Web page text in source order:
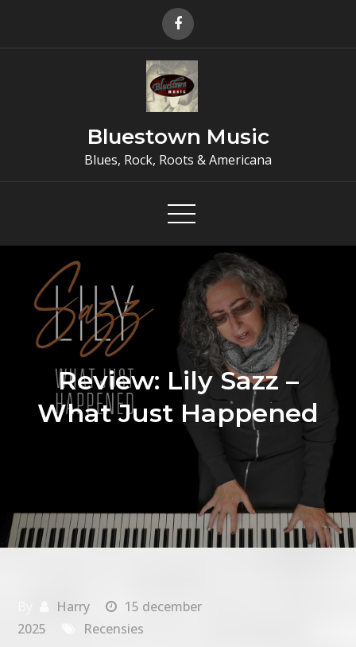
Bluestown Music
Blues, Rock, Roots & Americana
Review: Lily Sazz –
What Just Happened
Harry
15 december
2025
Recensies